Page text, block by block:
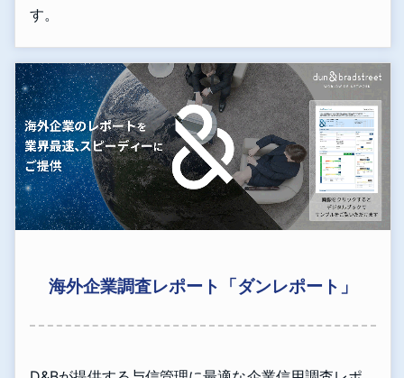
す。
海外企業調査レポート「ダンレポート」